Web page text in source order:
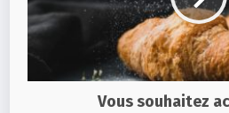
Vous souhaitez